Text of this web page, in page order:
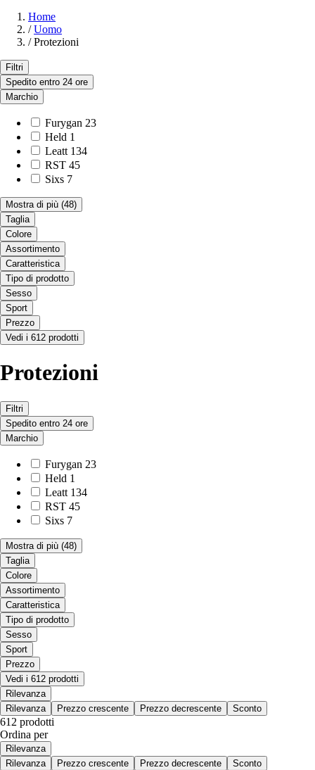
Home
/ Uomo
/ Protezioni
Filtri
Spedito entro 24 ore
Marchio
Furygan 23
Held 1
Leatt 134
RST 45
Sixs 7
Mostra di più (48)
Taglia
Colore
Assortimento
Caratteristica
Tipo di prodotto
Sesso
Sport
Prezzo
Vedi i 612 prodotti
Protezioni
Filtri
Spedito entro 24 ore
Marchio
Furygan 23
Held 1
Leatt 134
RST 45
Sixs 7
Mostra di più (48)
Taglia
Colore
Assortimento
Caratteristica
Tipo di prodotto
Sesso
Sport
Prezzo
Vedi i 612 prodotti
Rilevanza
Rilevanza
Prezzo crescente Prezzo decrescente Sconto
612 prodotti
Ordina per
Rilevanza
Rilevanza
Prezzo crescente Prezzo decrescente Sconto